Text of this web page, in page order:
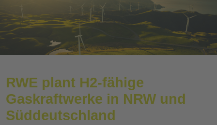
RWE plant H2-fähige
Gaskraftwerke in NRW und
Süddeutschland